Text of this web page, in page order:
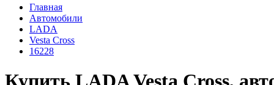
Главная
Автомобили
LADA
Vesta Cross
16228